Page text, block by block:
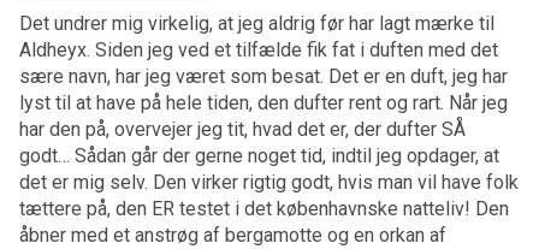
Det undrer mig virkelig, at jeg aldrig før har lagt mærke til
Aldheyx. Siden jeg ved et tilfælde fik fat i duften med det
sære navn, har jeg været som besat. Det er en duft, jeg har
lyst til at have på hele tiden, den dufter rent og rart. Når jeg
har den på, overvejer jeg tit, hvad det er, der dufter SÅ
godt… Sådan går der gerne noget tid, indtil jeg opdager, at
det er mig selv. Den virker rigtig godt, hvis man vil have folk
tættere på, den ER testet i det københavnske natteliv! Den
åbner med et anstrøg af bergamotte og en orkan af